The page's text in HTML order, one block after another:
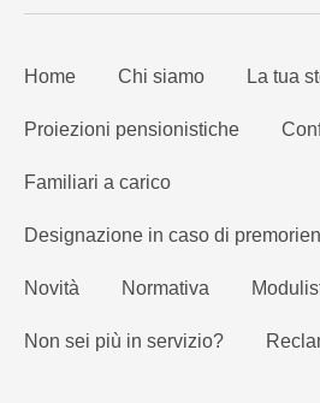
Home Chi siamo La tua
Proiezioni pensionistiche
Familiari a carico
Designazione in caso di
Novità Normativa
Non sei più in servizio?